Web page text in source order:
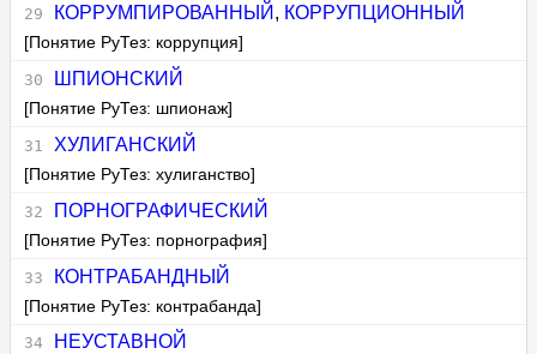
КОРРУМПИРОВАННЫЙ , КОРРУПЦИОННЫЙ
[Понятие РуТез: коррупция]
ШПИОНСКИЙ
[Понятие РуТез: шпионаж]
ХУЛИГАНСКИЙ
[Понятие РуТез: хулиганство]
ПОРНОГРАФИЧЕСКИЙ
[Понятие РуТез: порнография]
КОНТРАБАНДНЫЙ
[Понятие РуТез: контрабанда]
НЕУСТАВНОЙ